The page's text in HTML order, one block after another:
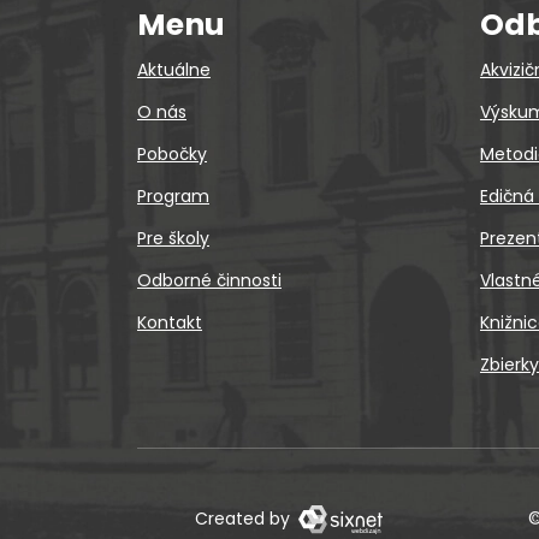
Menu
Aktuálne
O nás
Pobočky
Program
Pre školy
Odborné činnosti
Kontakt
Zbierky
Created by